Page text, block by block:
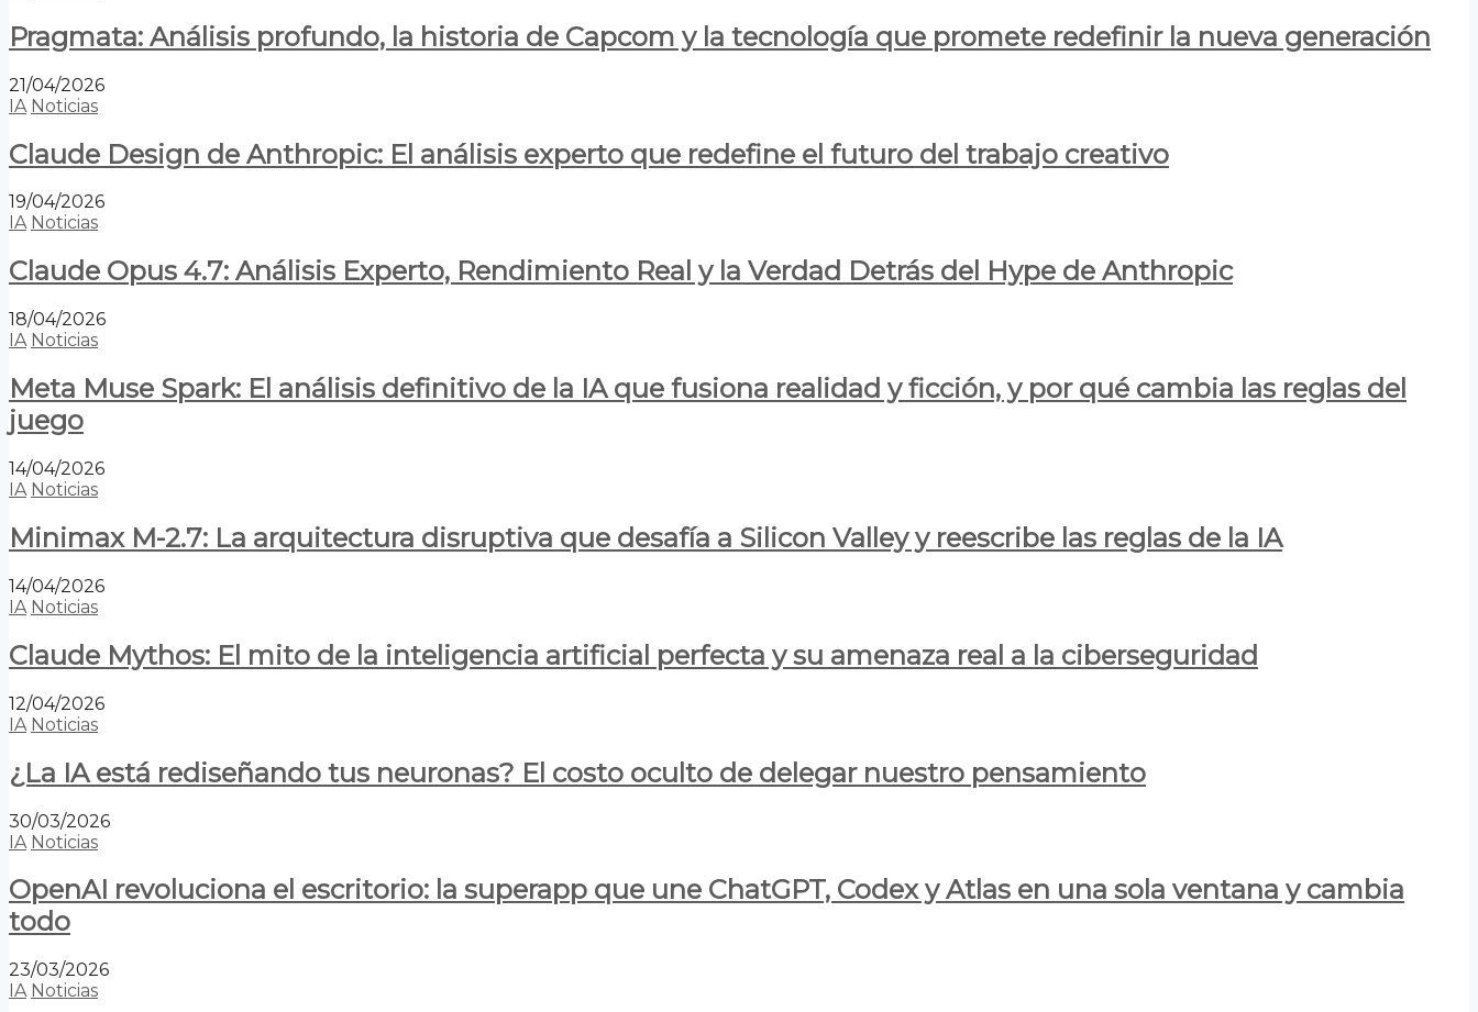
Pragmata: Análisis profundo, la historia de Capcom y la tecnología que promete redefinir la nueva generación
21/04/2026
IA Noticias
Claude Design de Anthropic: El análisis experto que redefine el futuro del trabajo creativo
19/04/2026
IA Noticias
Claude Opus 4.7: Análisis Experto, Rendimiento Real y la Verdad Detrás del Hype de Anthropic
18/04/2026
IA Noticias
Meta Muse Spark: El análisis definitivo de la IA que fusiona realidad y ficción, y por qué cambia las reglas del
juego
14/04/2026
IA Noticias
Minimax M-2.7: La arquitectura disruptiva que desafía a Silicon Valley y reescribe las reglas de la IA
14/04/2026
IA Noticias
Claude Mythos: El mito de la inteligencia artificial perfecta y su amenaza real a la ciberseguridad
12/04/2026
IA Noticias
¿La IA está rediseñando tus neuronas? El costo oculto de delegar nuestro pensamiento
30/03/2026
IA Noticias
OpenAI revoluciona el escritorio: la superapp que une ChatGPT, Codex y Atlas en una sola ventana y cambia
todo
23/03/2026
IA Noticias